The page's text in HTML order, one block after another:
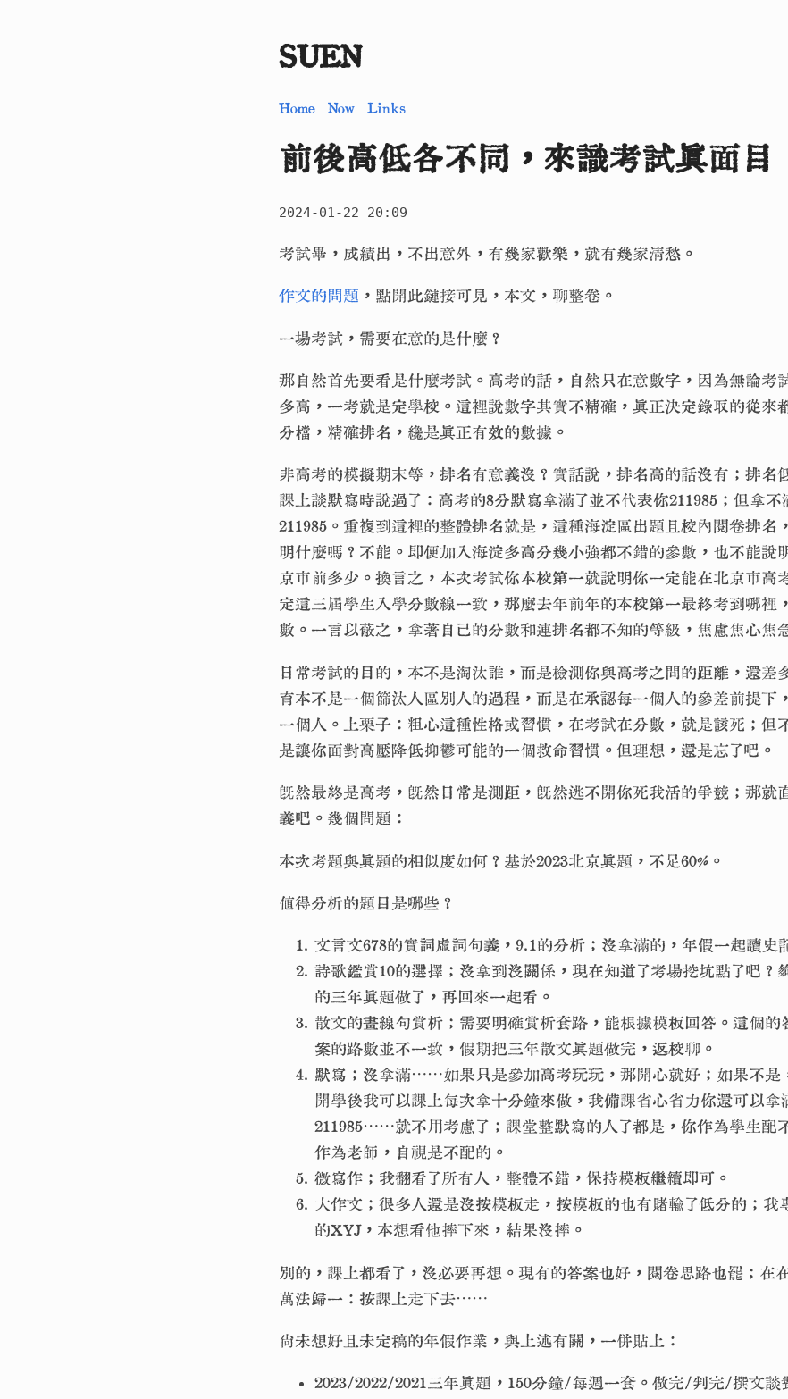
SUEN
Home Now Links
前後高低各不同，來識考試真面目
2024-01-22 20:09
考試畢，成績出，不出意外，有幾家歡樂，就有幾家清愁。
作文的問題 ，點開此鏈接可見，本文，聊整卷。
一場考試，需要在意的是什麼？
那自然首先要看是什麼考試。高考的話，自然只在意數字，因為無論考
多高，一考就是定學校。這裡說數字其實不精確，真正決定錄取的從來
分檔，精確排名，纔是真正有效的數據。
非高考的模擬期末等，排名有意義沒？實話說，排名高的話沒有；排名
課上談默寫時說過了：高考的8分默寫拿滿了並不代表你211985；但拿不
211985。重複到這裡的整體排名就是，這種海淀區出題且校內閱卷排名
明什麼嗎？不能。即便加入海淀多高分幾小強都不錯的參數，也不能說
京市前多少。換言之，本次考試你本校第一就說明你一定能在北京市高
定這三屆學生入學分數線一致，那麼去年前年的本校第一最終考到哪裡
數。一言以蔽之，拿著自己的分數和連排名都不知的等級，焦慮焦心焦
日常考試的目的，本不是淘汰誰，而是檢測你與高考之間的距離，還差
育本不是一個篩汰人區別人的過程，而是在承認每一個人的參差前提下
一個人。上栗子：粗心這種性格或習慣，在考試在分數，就是該死；但
是讓你面對高壓降低抑鬱可能的一個救命習慣。但理想，還是忘了吧。
既然最終是高考，既然日常是測距，既然逃不開你死我活的爭競；那就
義吧。幾個問題：
本次考題與真題的相似度如何？基於2023北京真題，不足60%。
值得分析的題目是哪些？
文言文678的實詞虛詞句義，9.1的分析；沒拿滿的，年假一起讀史
詩歌鑑賞10的選擇；沒拿到沒關係，現在知道了考場挖坑點了吧？
的三年真題做了，再回來一起看。
散文的畫線句賞析；需要明確賞析套路，能根據模板回答。這個的
案的路數並不一致，假期把三年散文真題做完，返校聊。
默寫；沒拿滿⋯⋯如果只是參加高考玩玩，那開心就好；如果不是
開學後我可以課上每次拿十分鐘來做，我備課省心省力你還可以拿
211985⋯⋯就不用考慮了；課堂整默寫的人了都是，你作為學生配
作為老師，自視是不配的。
微寫作；我翻看了所有人，整體不錯，保持模板繼續即可。
大作文；很多人還是沒按模板走，按模板的也有賭輸了低分的；我
的XYJ，本想看他摔下來，結果沒摔。
別的，課上都看了，沒必要再想。現有的答案也好，閱卷思路也罷；在
萬法歸一：按課上走下去⋯⋯
尚未想好且未定稿的年假作業，與上述有關，一併貼上：
2023/2022/2021三年真題，150分鐘/每週一套。做完/判完/撰文談